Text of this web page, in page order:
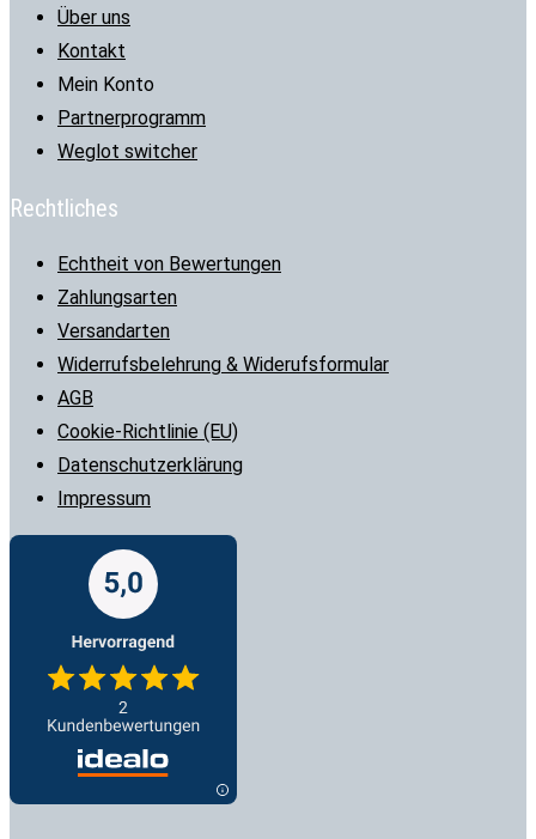
Über uns
Kontakt
Mein Konto
Partnerprogramm
Weglot switcher
Rechtliches
Echtheit von Bewertungen
Zahlungsarten
Versandarten
Widerrufsbelehrung & Widerufsformular
AGB
Cookie-Richtlinie (EU)
Datenschutzerklärung
Impressum